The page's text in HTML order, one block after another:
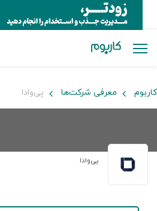
کاربوم معرفی شرکت‌ها پی‌‌وادا
پی‌‌وادا